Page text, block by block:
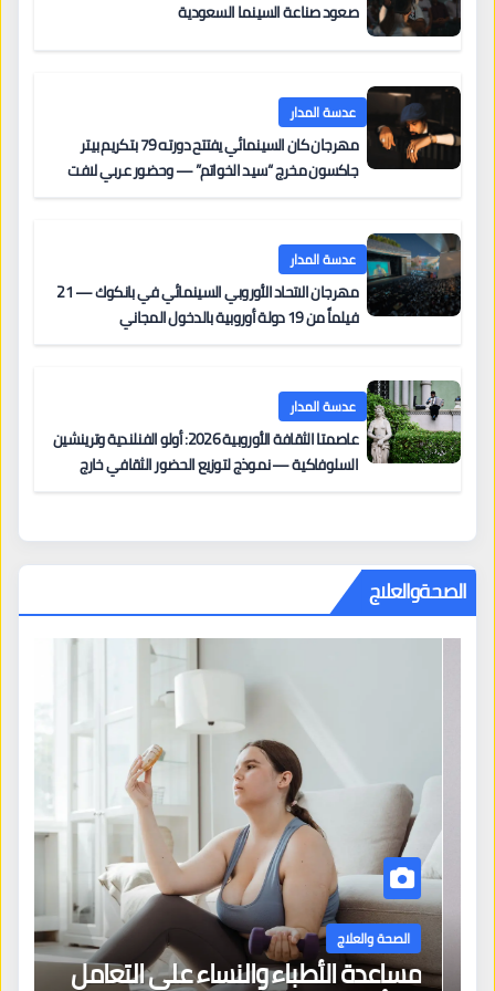
صعود صناعة السينما السعودية
عدسة المدار
مهرجان كان السينمائي يفتتح دورته 79 بتكريم بيتر
جاكسون مخرج “سيد الخواتم” — وحضور عربي لافت
عدسة المدار
مهرجان الاتحاد الأوروبي السينمائي في بانكوك — 21
فيلماً من 19 دولة أوروبية بالدخول المجاني
عدسة المدار
عاصمتا الثقافة الأوروبية 2026: أولو الفنلندية وترينشين
السلوفاكية — نموذج لتوزيع الحضور الثقافي خارج
الصحةوالعلاج
الصحة والعلاج
مساعدة الأطباء والنساء على التعامل